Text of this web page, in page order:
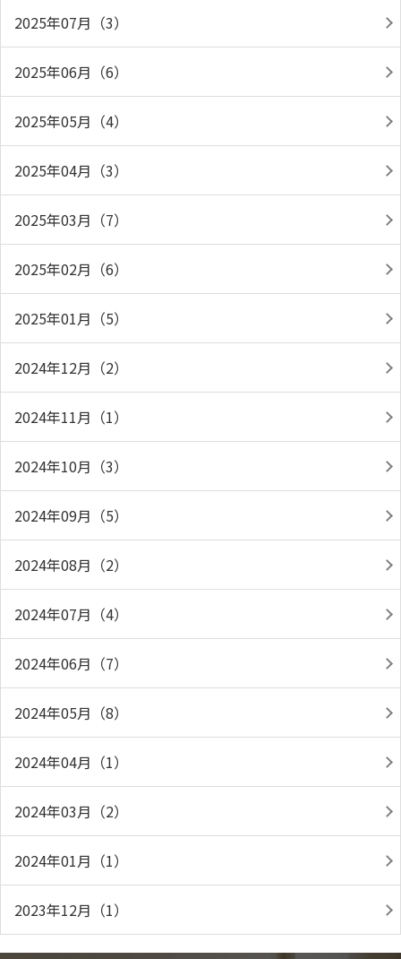
2025年07月（3）
2025年06月（6）
2025年05月（4）
2025年04月（3）
2025年03月（7）
2025年02月（6）
2025年01月（5）
2024年12月（2）
2024年11月（1）
2024年10月（3）
2024年09月（5）
2024年08月（2）
2024年07月（4）
2024年06月（7）
2024年05月（8）
2024年04月（1）
2024年03月（2）
2024年01月（1）
2023年12月（1）